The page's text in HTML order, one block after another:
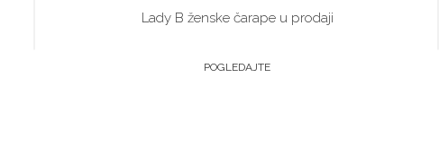
Lady B ženske čarape u prodaji
POGLEDAJTE